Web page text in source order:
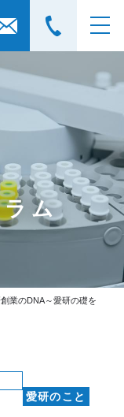
ラム
業のDNA～愛研の礎を
愛研のこと